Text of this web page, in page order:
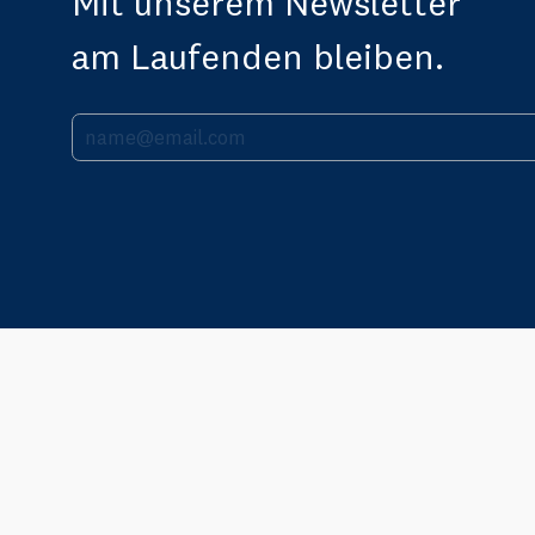
am Laufenden bleiben.
Ihre E-Mail Adresse